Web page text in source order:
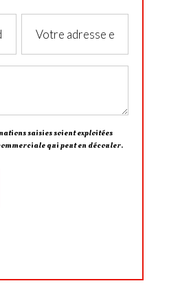
saisies soient exploitées
qui peut en découler.